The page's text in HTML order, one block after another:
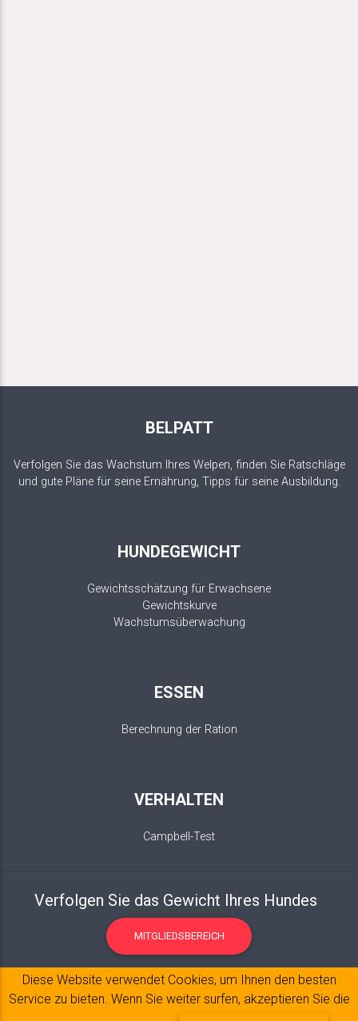
BELPATT
Verfolgen Sie das Wachstum Ihres Welpen, finden Sie Ratschläge
und gute Pläne für seine Ernährung, Tipps für seine Ausbildung.
HUNDEGEWICHT
Gewichtsschätzung für Erwachsene
Gewichtskurve
Wachstumsüberwachung
ESSEN
Berechnung der Ration
VERHALTEN
Campbell-Test
Verfolgen Sie das Gewicht Ihres Hundes
MITGLIEDSBEREICH
Diese Website verwendet Cookies, um Ihnen den besten
Service zu bieten. Wenn Sie weiter surfen, akzeptieren Sie die